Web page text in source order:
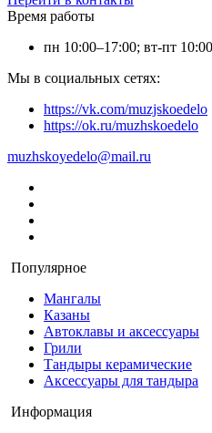
Время работы
пн 10:00–17:00; вт-пт
Мы в социальных сетях:
https://vk.com/muzjskoedelo
https://ok.ru/muzhskoedelo
muzhskoyedelo@mail.ru
Популярное
Мангалы
Казаны
Автоклавы и аксессуары
Грили
Тандыры керамические
Аксессуары для тандыра
Информация